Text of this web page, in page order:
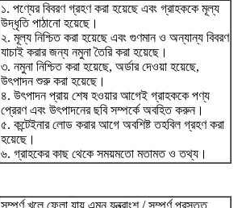
১. পণ্যের বিবরণ গ্রহণ করা হয়েছে এবং গ্রাহককে মূল্য
উদ্ধৃতি পাঠানো হয়েছে।
২. মূল্য নিশ্চিত করা হয়েছে এবং গুণমান ও অন্যান্য বিবরণ
যাচাই করার জন্য নমুনা তৈরি করা হয়েছে।
৩. নমুনা নিশ্চিত করা হয়েছে, অর্ডার দেওয়া হয়েছে,
উৎপাদন শুরু করা হয়েছে।
৪. উৎপাদন প্রায় শেষ হওয়ার আগেই গ্রাহককে পণ্য
প্রেরণ এবং উৎপাদনের ছবি সম্পর্কে অবহিত করুন।
৫. কন্টেইনার লোড করার আগে অবশিষ্ট তহবিল গ্রহণ করা
হয়েছে।
৬. গ্রাহকের কাছ থেকে সময়মতো মতামত ও তথ্য।
সম্পূর্ণ খুলে ফেলা যায় এমন যন্ত্রাংশ / সম্পূর্ণ প্রস্তুত